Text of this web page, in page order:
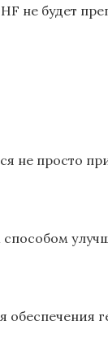
не будет
не просто